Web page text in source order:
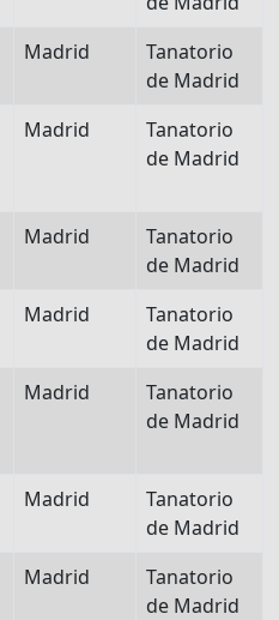
Madrid
Tanatorio
de Madrid
Madrid
Tanatorio
de Madrid
Madrid
Tanatorio
de Madrid
Madrid
Tanatorio
de Madrid
Madrid
Tanatorio
de Madrid
Madrid
Tanatorio
de Madrid
Madrid
Tanatorio
de Madrid